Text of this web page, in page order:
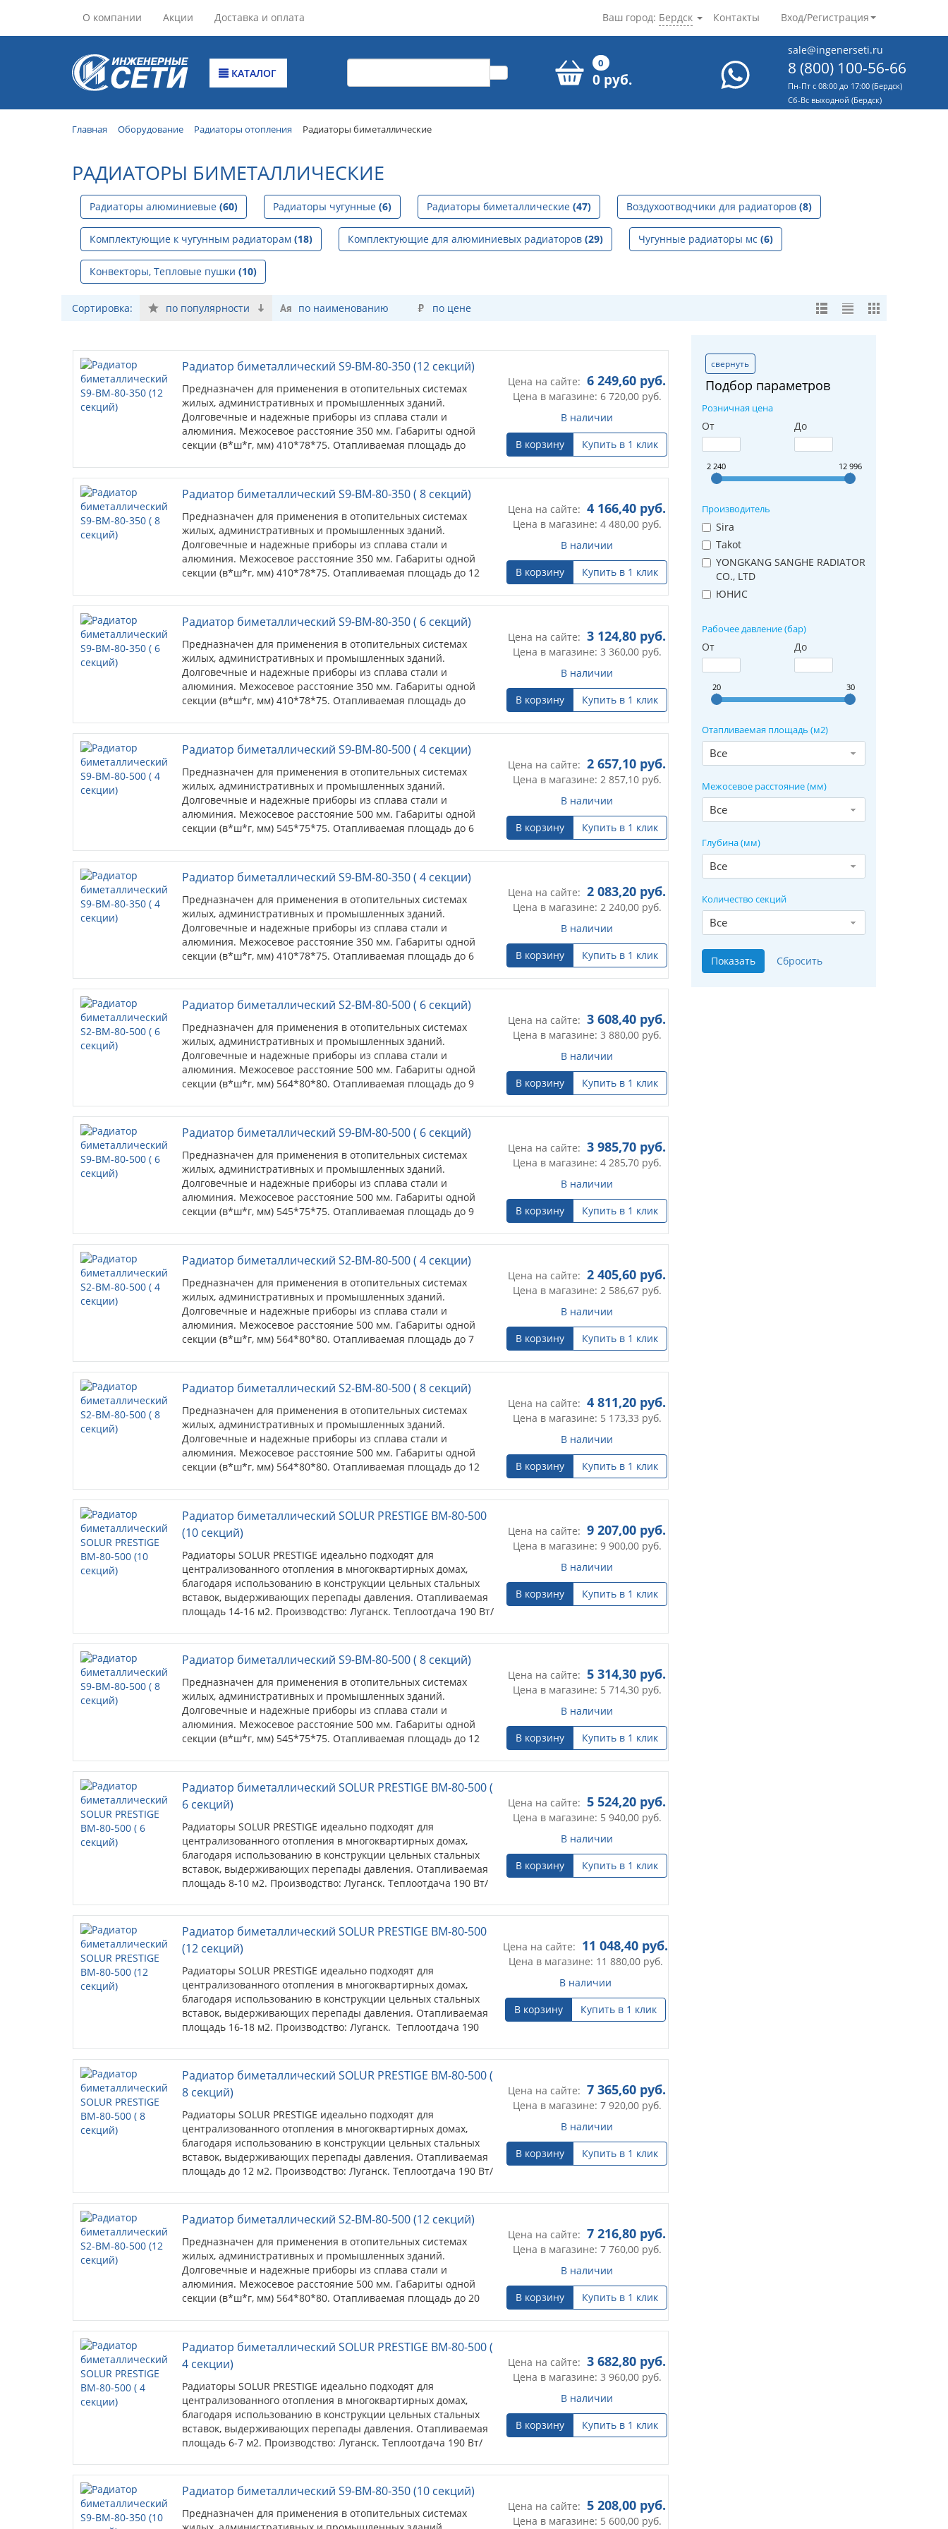
О компании Акции Доставка и оплата Контакты Вход/Регистрация
Ваш город: Бердск
КАТАЛОГ
0
0 руб.
sale@ingenerseti.ru
8 (800) 100-56-66
Пн-Пт с 08:00 до 17:00 (Бердск)
Cб-Вс выходной (Бердск)
Главная Оборудование Радиаторы отопления Радиаторы биметаллические
РАДИАТОРЫ БИМЕТАЛЛИЧЕСКИЕ
Радиаторы алюминиевые (60) Радиаторы чугунные (6) Радиаторы биметаллические (47) Воздухоотводчики для радиаторов (8)
Комплектующие к чугунным радиаторам (18) Комплектующие для алюминиевых радиаторов (29) Чугунные радиаторы мс (6)
Конвекторы, Тепловые пушки (10)
Сортировка: по популярности по наименованию по цене
свернуть
Подбор параметров
Розничная цена
От До
2 240 12 996
Производитель
Sira
Takot
YONGKANG SANGHE RADIATOR
CO., LTD
ЮНИС
Рабочее давление (бар)
От До
20 30
Отапливаемая площадь (м2)
Все
Межосевое расстояние (мм)
Все
Глубина (мм)
Все
Количество секций
Все
Радиатор биметаллический S9-BM-80-350 (12 секций)
Предназначен для применения в отопительных системах
жилых, административных и промышленных зданий.
Долговечные и надежные приборы из сплава стали и
алюминия. Межосевое расстояние 350 мм. Габариты одной
секции (в*ш*г, мм) 410*78*75. Отапливаемая площадь до
Цена на сайте: 6 249,60 руб.
Цена в магазине: 6 720,00руб.
В наличии
В корзину
Купить в 1 клик
Радиатор биметаллический S9-BM-80-350 ( 8 секций)
Предназначен для применения в отопительных системах
жилых, административных и промышленных зданий.
Долговечные и надежные приборы из сплава стали и
алюминия. Межосевое расстояние 350 мм. Габариты одной
секции (в*ш*г, мм) 410*78*75. Отапливаемая площадь до 12
Цена на сайте: 4 166,40 руб.
Цена в магазине: 4 480,00руб.
В наличии
В корзину
Купить в 1 клик
Радиатор биметаллический S9-BM-80-350 ( 6 секций)
Предназначен для применения в отопительных системах
жилых, административных и промышленных зданий.
Долговечные и надежные приборы из сплава стали и
алюминия. Межосевое расстояние 350 мм. Габариты одной
секции (в*ш*г, мм) 410*78*75. Отапливаемая площадь до
Цена на сайте: 3 124,80 руб.
Цена в магазине: 3 360,00руб.
В наличии
В корзину
Купить в 1 клик
Радиатор биметаллический S9-BM-80-500 ( 4 секции)
Предназначен для применения в отопительных системах
жилых, административных и промышленных зданий.
Долговечные и надежные приборы из сплава стали и
алюминия. Межосевое расстояние 500 мм. Габариты одной
секции (в*ш*г, мм) 545*75*75. Отапливаемая площадь до 6
Цена на сайте: 2 657,10 руб.
Цена в магазине: 2 857,10руб.
В наличии
В корзину
Купить в 1 клик
Радиатор биметаллический S9-BM-80-350 ( 4 секции)
Предназначен для применения в отопительных системах
жилых, административных и промышленных зданий.
Долговечные и надежные приборы из сплава стали и
алюминия. Межосевое расстояние 350 мм. Габариты одной
секции (в*ш*г, мм) 410*78*75. Отапливаемая площадь до 6
Цена на сайте: 2 083,20 руб.
Цена в магазине: 2 240,00руб.
В наличии
В корзину
Купить в 1 клик
Радиатор биметаллический S2-BM-80-500 ( 6 секций)
Предназначен для применения в отопительных системах
жилых, административных и промышленных зданий.
Долговечные и надежные приборы из сплава стали и
алюминия. Межосевое расстояние 500 мм. Габариты одной
секции (в*ш*г, мм) 564*80*80. Отапливаемая площадь до 9
Цена на сайте: 3 608,40 руб.
Цена в магазине: 3 880,00руб.
В наличии
В корзину
Купить в 1 клик
Радиатор биметаллический S9-BM-80-500 ( 6 секций)
Предназначен для применения в отопительных системах
жилых, административных и промышленных зданий.
Долговечные и надежные приборы из сплава стали и
алюминия. Межосевое расстояние 500 мм. Габариты одной
секции (в*ш*г, мм) 545*75*75. Отапливаемая площадь до 9
Цена на сайте: 3 985,70 руб.
Цена в магазине: 4 285,70руб.
В наличии
В корзину
Купить в 1 клик
Радиатор биметаллический S2-BM-80-500 ( 4 секции)
Предназначен для применения в отопительных системах
жилых, административных и промышленных зданий.
Долговечные и надежные приборы из сплава стали и
алюминия. Межосевое расстояние 500 мм. Габариты одной
секции (в*ш*г, мм) 564*80*80. Отапливаемая площадь до 7
Цена на сайте: 2 405,60 руб.
Цена в магазине: 2 586,67руб.
В наличии
В корзину
Купить в 1 клик
Радиатор биметаллический S2-BM-80-500 ( 8 секций)
Предназначен для применения в отопительных системах
жилых, административных и промышленных зданий.
Долговечные и надежные приборы из сплава стали и
алюминия. Межосевое расстояние 500 мм. Габариты одной
секции (в*ш*г, мм) 564*80*80. Отапливаемая площадь до 12
Цена на сайте: 4 811,20 руб.
Цена в магазине: 5 173,33 руб.
В наличии
В корзину
Купить в 1 клик
Радиатор биметаллический SOLUR PRESTIGE BM-80-500
(10 секций)
Радиаторы SOLUR PRESTIGE идеально подходят для
централизованного отопления в многоквартирных домах,
благодаря использованию в конструкции цельных стальных
вставок, выдерживающих перепады давления. Отапливаемая
площадь 14-16 м2. Производство: Луганск. Теплоотдача 190 Вт/
Цена на сайте: 9 207,00 руб.
Цена в магазине: 9 900,00руб.
В наличии
В корзину
Купить в 1 клик
Радиатор биметаллический S9-BM-80-500 ( 8 секций)
Предназначен для применения в отопительных системах
жилых, административных и промышленных зданий.
Долговечные и надежные приборы из сплава стали и
алюминия. Межосевое расстояние 500 мм. Габариты одной
секции (в*ш*г, мм) 545*75*75. Отапливаемая площадь до 12
Цена на сайте: 5 314,30 руб.
Цена в магазине: 5 714,30руб.
В наличии
В корзину
Купить в 1 клик
Радиатор биметаллический SOLUR PRESTIGE BM-80-500 (
6 секций)
Радиаторы SOLUR PRESTIGE идеально подходят для
централизованного отопления в многоквартирных домах,
благодаря использованию в конструкции цельных стальных
вставок, выдерживающих перепады давления. Отапливаемая
площадь 8-10 м2. Производство: Луганск. Теплоотдача 190 Вт/
Цена на сайте: 5 524,20 руб.
Цена в магазине: 5 940,00руб.
В наличии
В корзину
Купить в 1 клик
Радиатор биметаллический SOLUR PRESTIGE BM-80-500
(12 секций)
Радиаторы SOLUR PRESTIGE идеально подходят для
централизованного отопления в многоквартирных домах,
благодаря использованию в конструкции цельных стальных
вставок, выдерживающих перепады давления. Отапливаемая
площадь 16-18 м2. Производство: Луганск. Теплоотдача 190
Цена на сайте: 11 048,40 руб.
Цена в магазине: 11 880,00руб.
В наличии
В корзину
Купить в 1 клик
Радиатор биметаллический SOLUR PRESTIGE BM-80-500 (
8 секций)
Радиаторы SOLUR PRESTIGE идеально подходят для
централизованного отопления в многоквартирных домах,
благодаря использованию в конструкции цельных стальных
вставок, выдерживающих перепады давления. Отапливаемая
площадь до 12 м2. Производство: Луганск. Теплоотдача 190 Вт/
Цена на сайте: 7 365,60 руб.
Цена в магазине: 7 920,00руб.
В наличии
В корзину
Купить в 1 клик
Радиатор биметаллический S2-BM-80-500 (12 секций)
Предназначен для применения в отопительных системах
жилых, административных и промышленных зданий.
Долговечные и надежные приборы из сплава стали и
алюминия. Межосевое расстояние 500 мм. Габариты одной
секции (в*ш*г, мм) 564*80*80. Отапливаемая площадь до 20
Цена на сайте: 7 216,80 руб.
Цена в магазине: 7 760,00руб.
В наличии
В корзину
Купить в 1 клик
Радиатор биметаллический SOLUR PRESTIGE BM-80-500 (
4 секции)
Радиаторы SOLUR PRESTIGE идеально подходят для
централизованного отопления в многоквартирных домах,
благодаря использованию в конструкции цельных стальных
вставок, выдерживающих перепады давления. Отапливаемая
площадь 6-7 м2. Производство: Луганск. Теплоотдача 190 Вт/
Цена на сайте: 3 682,80 руб.
Цена в магазине: 3 960,00руб.
В наличии
В корзину
Купить в 1 клик
Радиатор биметаллический S9-BM-80-350 (10 секций)
Предназначен для применения в отопительных системах
Цена на сайте: 5 208,00 руб.
Цена в магазине: 5 600,00руб.